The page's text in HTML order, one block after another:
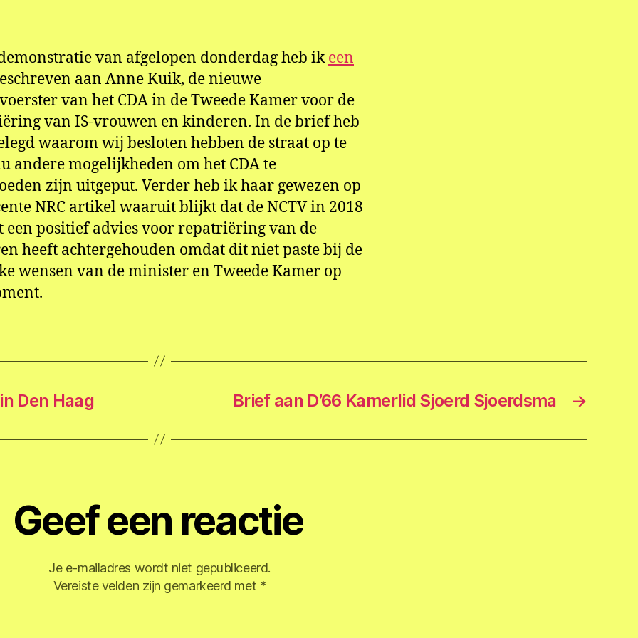
van afgelopen donderdag heb ikeen
aan Anne Kuik, de nieuwe
van het CDA in de Tweede Kamer voor de
van IS-vrouwen en kinderen. In de brief heb
waarom wij besloten hebben de straat op te
andere mogelijkheden om het CDA te
zijn uitgeput. Verder heb ik haar gewezen op
NRC artikel waaruit blijkt dat de NCTV in 2018
een positief advies voor repatriëring van de
heeft achtergehouden omdat dit niet paste bij de
wensen van de minister en Tweede Kamer op
Den Haag →
Brief aan D’66 Kamerlid Sjoerd Sjoerdsma
Geef een reactie
Je e-mailadres wordt niet gepubliceerd.
Vereiste velden zijn gemarkeerd met *